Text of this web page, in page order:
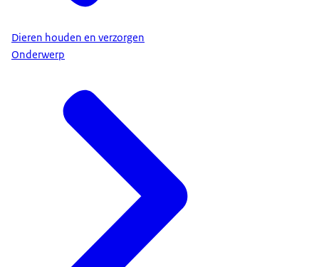
Dieren houden en verzorgen
Onderwerp